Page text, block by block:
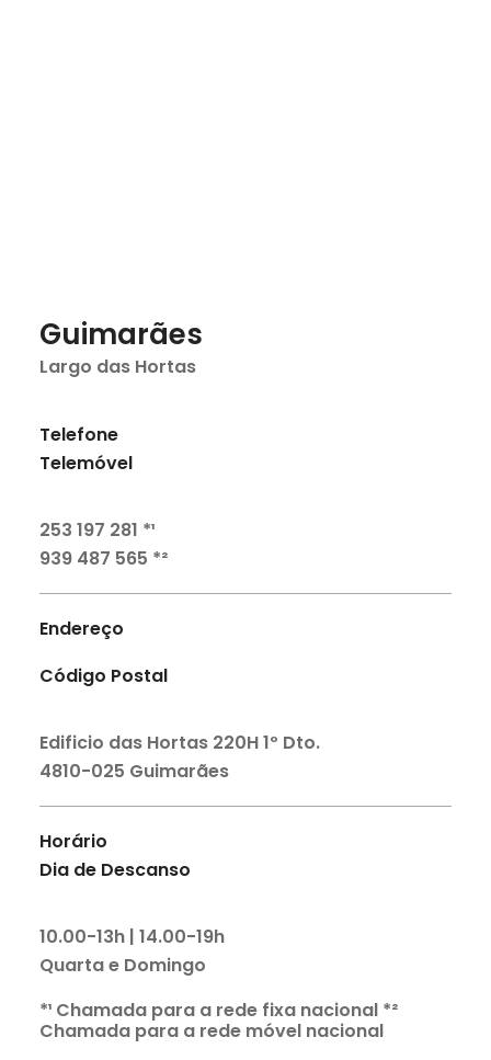
Guimarães
Largo das Hortas
Telefone
Telemóvel
253 197 281 *¹
939 487 565 *²
Endereço
Código Postal
Edificio das Hortas 220H 1º Dto.
4810-025 Guimarães
Horário
Dia de Descanso
10.00-13h | 14.00-19h
Quarta e Domingo
*¹ Chamada para a rede fixa nacional *²
Chamada para a rede móvel nacional